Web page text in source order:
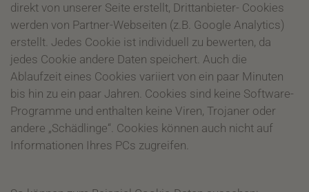
direkt von unserer Seite erstellt, Drittanbieter- Cookies
werden von Partner-Webseiten (z.B. Google Analytics)
erstellt. Jedes Cookie ist individuell zu bewerten, da
jedes Cookie andere Daten speichert. Auch die
Ablaufzeit eines Cookies variiert von ein paar Minuten
bis hin zu ein paar Jahren. Cookies sind keine Software-
Programme und enthalten keine Viren, Trojaner oder
andere „Schädlinge“. Cookies können auch nicht auf
Informationen Ihres PCs zugreifen.